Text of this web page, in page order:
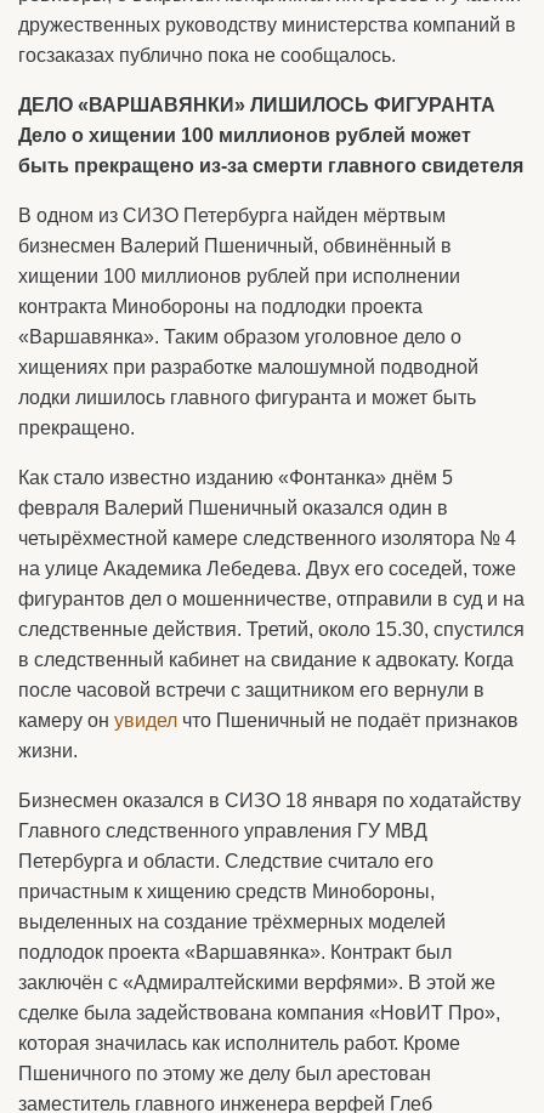
дружественных руководству министерства компаний в
госзаказах публично пока не сообщалось.
ДЕЛО «ВАРШАВЯНКИ» ЛИШИЛОСЬ ФИГУРАНТА
Дело о хищении 100 миллионов рублей может
быть прекращено из-за смерти главного свидетеля
В одном из СИЗО Петербурга найден мёртвым
бизнесмен Валерий Пшеничный, обвинённый в
хищении 100 миллионов рублей при исполнении
контракта Минобороны на подлодки проекта
«Варшавянка». Таким образом уголовное дело о
хищениях при разработке малошумной подводной
лодки лишилось главного фигуранта и может быть
прекращено.
Как стало известно изданию «Фонтанка» днём 5
февраля Валерий Пшеничный оказался один в
четырёхместной камере следственного изолятора № 4
на улице Академика Лебедева. Двух его соседей, тоже
фигурантов дел о мошенничестве, отправили в суд и на
следственные действия. Третий, около 15.30, спустился
в следственный кабинет на свидание к адвокату. Когда
после часовой встречи с защитником его вернули в
камеру он увидел что Пшеничный не подаёт признаков
жизни.
Бизнесмен оказался в СИЗО 18 января по ходатайству
Главного следственного управления ГУ МВД
Петербурга и области. Следствие считало его
причастным к хищению средств Минобороны,
выделенных на создание трёхмерных моделей
подлодок проекта «Варшавянка». Контракт был
заключён с «Адмиралтейскими верфями». В этой же
сделке была задействована компания «НовИТ Про»,
которая значилась как исполнитель работ. Кроме
Пшеничного по этому же делу был арестован
заместитель главного инженера верфей Глеб